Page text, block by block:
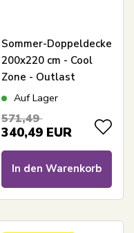
Sommer-Doppeldecke
200x220 cm - Cool
Zone - Outlast
technology Decke -
Cool Zone
Auf Lager
571,49
340,49 EUR
In den Warenkorb